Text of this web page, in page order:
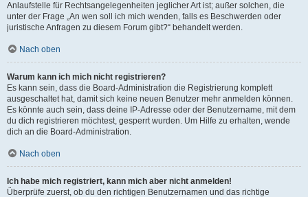
Anlaufstelle für Rechtsangelegenheiten jeglicher Art ist; außer solchen, die
unter der Frage „An wen soll ich mich wenden, falls es Beschwerden oder
juristische Anfragen zu diesem Forum gibt?“ behandelt werden.
Nach oben
Warum kann ich mich nicht registrieren?
Es kann sein, dass die Board-Administration die Registrierung komplett
ausgeschaltet hat, damit sich keine neuen Benutzer mehr anmelden können.
Es könnte auch sein, dass deine IP-Adresse oder der Benutzername, mit dem
du dich registrieren möchtest, gesperrt wurden. Um Hilfe zu erhalten, wende
dich an die Board-Administration.
Nach oben
Ich habe mich registriert, kann mich aber nicht anmelden!
Überprüfe zuerst, ob du den richtigen Benutzernamen und das richtige